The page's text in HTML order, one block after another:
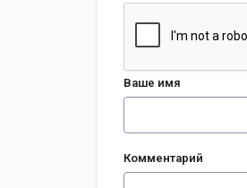
Ваше имя
Комментарий